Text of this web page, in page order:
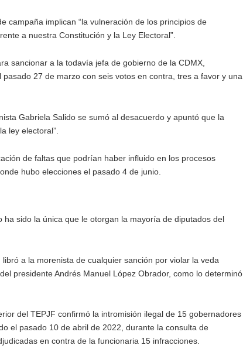
campaña implican “la vulneración de los principios de
a nuestra Constitución y la Ley Electoral”.
sancionar a la todavía jefa de gobierno de la CDMX,
27 de marzo con seis votos en contra, tres a favor y una
Gabriela Salido se sumó al desacuerdo y apuntó que la
ley electoral”.
de faltas que podrían haber influido en los procesos
hubo elecciones el pasado 4 de junio.
ha sido la única que le otorgan la mayoría de diputados del
a la morenista de cualquier sanción por violar la veda
presidente Andrés Manuel López Obrador, como lo determinó
del TEPJF confirmó la intromisión ilegal de 15 gobernadores
el pasado 10 de abril de 2022, durante la consulta de
en contra de la funcionaria 15 infracciones.